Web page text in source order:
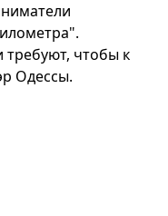
требуют, чтобы к
Одессы.